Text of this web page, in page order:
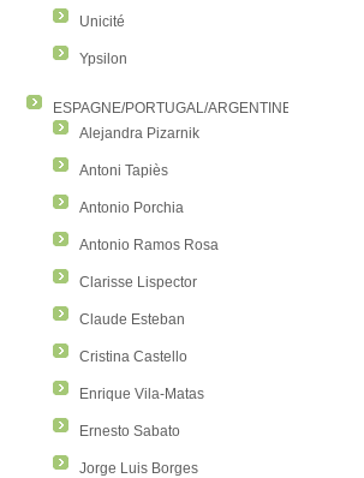
Unicité
Ypsilon
ESPAGNE/PORTUGAL/ARGENTINE/COLOMBIE
Alejandra Pizarnik
Antoni Tapiès
Antonio Porchia
Antonio Ramos Rosa
Clarisse Lispector
Claude Esteban
Cristina Castello
Enrique Vila-Matas
Ernesto Sabato
Jorge Luis Borges